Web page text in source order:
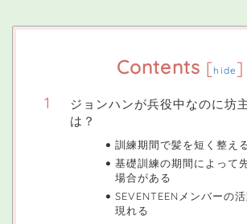
Contents [hide]
ジョンハンが兵役中なのに坊
は？
訓練期間で髪を短く整え
基礎訓練の期間によって
場合がある
SEVENTEENメンバーの
現れる